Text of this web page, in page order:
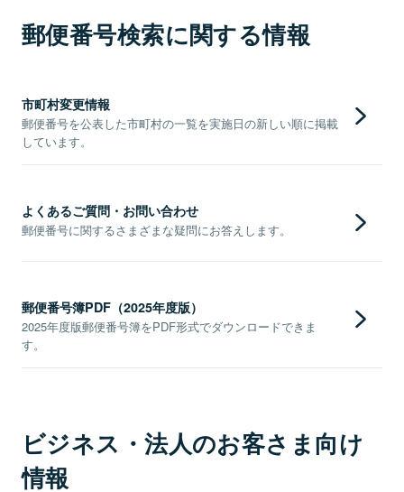
郵便番号検索に関する情報
市町村変更情報
郵便番号を公表した市町村の一覧を実施日の新しい順に掲載
しています。
よくあるご質問・お問い合わせ
郵便番号に関するさまざまな疑問にお答えします。
郵便番号簿PDF（2025年度版）
2025年度版郵便番号簿をPDF形式でダウンロードできま
す。
ビジネス・法人のお客さま向け
情報